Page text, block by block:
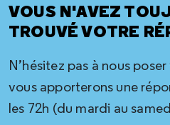
VOUS N'AVEZ
TROUVÉ VOTRE
N’hésitez pas à nous
vous apporterons une
les 72h (du mardi au